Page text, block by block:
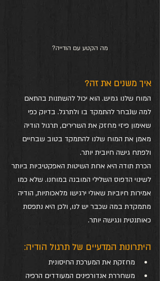
מה הקטע עם הודייה?
איך משנים את זה?
המוח שלנו גמיש. הוא יכול להשתנות בהתאם
למה שנבחר להתמקד בו ולתרגל. בדיוק כפי
שאימון פיזי מחזק את השרירים, תרגול הודיה
מאמן את המוח שלנו להתמקד בטוב שבחיים
ולפתח גישה חיובית יותר.
הכרת תודה היא אחת השיטות האפקטיביות ביותר
לשינוי הדפוס השלילי המובנה במוחנו. שלא כמו
אמירות חיוביות שאולי ירגישו מלאכותיות, הודיה
מתמקדת במה שכבר יש לנו, ולכן היא נתפסת
כאותנטית ונגישה יותר.
היתרונות המדעיים של תרגול הודיה:
מחזקת את המערכת החיסונית
משחררת אנדורפינים המעודדים הרפיה